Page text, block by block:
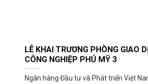
LỄ KHAI TRƯƠNG PHÒNG GIAO
CÔNG NGHIỆP PHÚ MỸ 3
Ngân hàng Đầu tư và Phát triển Việt